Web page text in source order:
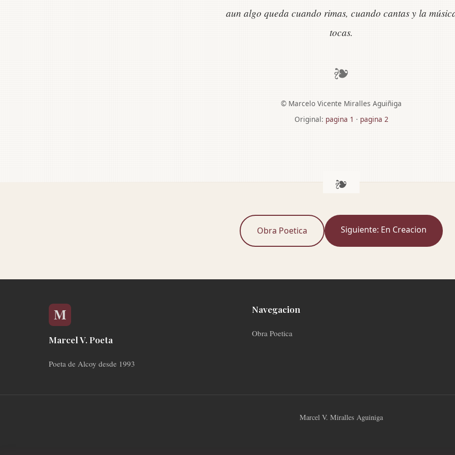
aun algo queda cuando rimas, cuando cantas y la
tocas.
❧
© Marcelo Vicente Miralles Aguiñiga
Original: pagina 1 · pagina 2
Obra Poetica Siguiente: En Creacion
Marcel V. Poeta
Poeta de Alcoy desde 1993
Navegacion
Obra Poetica
Marcel V. Miralles Aguiniga